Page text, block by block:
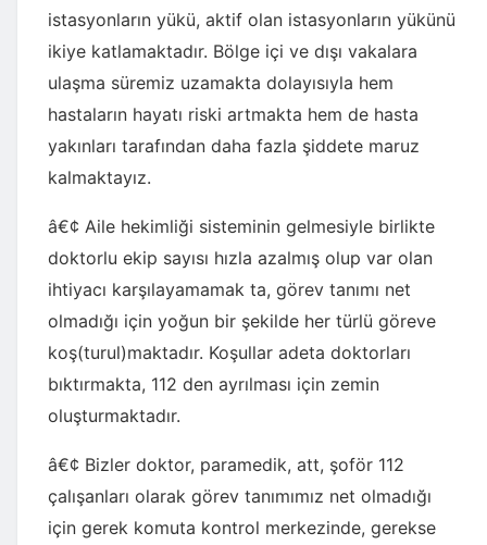
istasyonların yükü, aktif olan istasyonların yükünü
ikiye katlamaktadır. Bölge içi ve dışı vakalara
ulaşma süremiz uzamakta dolayısıyla hem
hastaların hayatı riski artmakta hem de hasta
yakınları tarafından daha fazla şiddete maruz
kalmaktayız.
â€¢ Aile hekimliği sisteminin gelmesiyle birlikte
doktorlu ekip sayısı hızla azalmış olup var olan
ihtiyacı karşılayamamak ta, görev tanımı net
olmadığı için yoğun bir şekilde her türlü göreve
koş(turul)maktadır. Koşullar adeta doktorları
bıktırmakta, 112 den ayrılması için zemin
oluşturmaktadır.
â€¢ Bizler doktor, paramedik, att, şoför 112
çalışanları olarak görev tanımımız net olmadığı
için gerek komuta kontrol merkezinde, gerekse